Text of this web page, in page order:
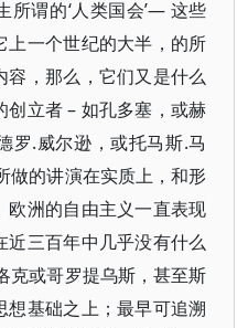
所谓的‘人类国会’— 这些
上一个世纪的大半，的所
，那么，它们又是什么
立者 – 如孔多塞，或赫
罗.威尔逊，或托马斯.马
做的讲演在实质上，和形
欧洲的自由主义一直表现
近三百年中几乎没有什么
克或哥罗提乌斯，甚至斯
基础之上；最早可追溯